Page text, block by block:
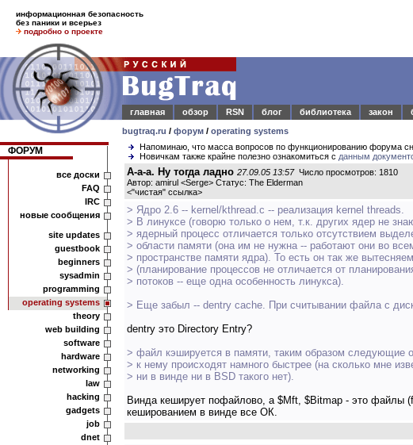
информационная безопасность
без паники и всерьез
подробно о проекте
главная
обзор RSN блог библиотека закон
bugtraq.ru / форум / operating systems
ФОРУМ
все доски
FAQ
IRC
новые сообщения
site updates
guestbook
beginners
sysadmin
programming
operating systems
theory
web building
software
hardware
networking
law
hacking
gadgets
job
dnet
Напоминаю, что масса вопросов по функционированию форума
Новичкам также крайне полезно ознакомиться с данным
А-а-а. Ну тогда ладно 27.09.05 13:57Число просмотров: 1810
Автор: amirul <Serge> Статус: The Elderman
<"чистая" ссылка>
> Ядро 2.6 -- kernel/kthread.c -- реализация kernel threads.
> В линуксе (говорю только о нем, т.к. других ядер не
> ядерный процесс отличается только отсутствием
> области памяти (она им не нужна -- работают они во
> пространстве памяти ядра). То есть он так же вытесняем
> (планирование процессов не отличается от
> потоков -- еще одна особенность линукса).
> Еще забыл -- dentry cache. При считывании файла с
dentry это Directory Entry?
> файл кэшируется в памяти, таким образом следующие
> к нему происходят намного быстрее (на сколько мне
> ни в винде ни в BSD такого нет).
Винда кеширует пофайлово, а $Mft, $Bitmap - это файлы
кешированием в винде все ОК.